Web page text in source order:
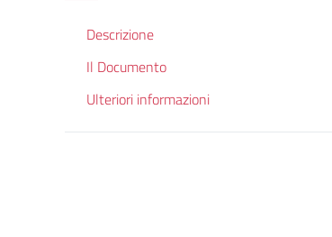
Descrizione
Il Documento
Ulteriori informazioni